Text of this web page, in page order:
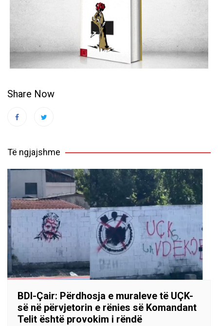
Share Now
Të ngjajshme
BDI-Çair: Përdhosja e muraleve të UÇK-
së në përvjetorin e rënies së Komandant
Telit është provokim i rëndë